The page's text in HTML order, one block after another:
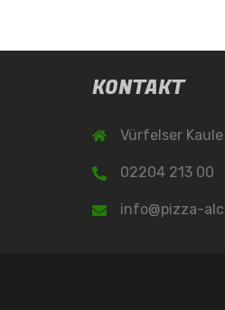
KONTAKT
Vürfelser
02204 213 00
info@pizza-